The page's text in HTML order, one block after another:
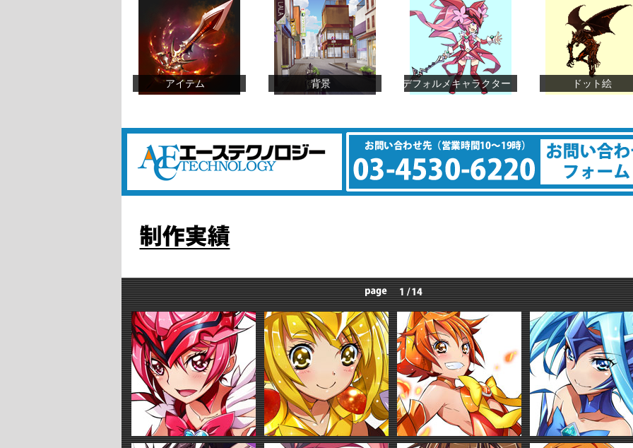
アイテム 背景 デフォルメキャラクター ドット絵